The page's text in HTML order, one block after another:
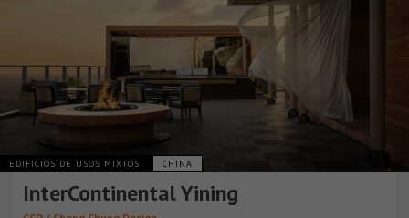
EDIFICIOS DE USOS MIXTOS CHINA
InterContinental Yining